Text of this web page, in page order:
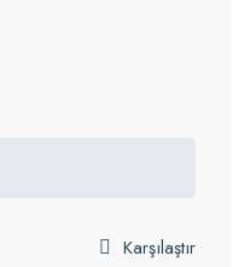
Karşılaştır